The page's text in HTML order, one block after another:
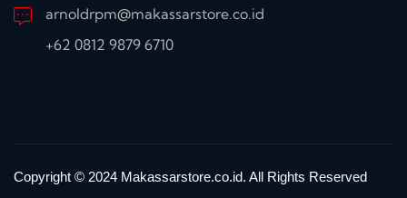
arnoldrpm@makassarstore.co.id
+62 0812 9879 6710
Copyright © 2024 Makassarstore.co.id. All Rights Reserved